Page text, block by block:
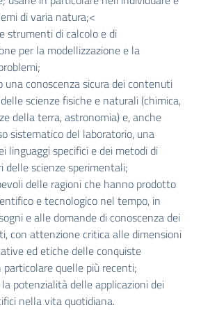
di varia natura;<
strumenti di calcolo e di
per la modellizzazione e la
una conoscenza sicura dei contenuti
scienze fisiche e naturali (chimica,
della terra, astronomia) e, anche
sistematico del laboratorio, una
linguaggi specifici e dei metodi di
delle scienze sperimentali;
delle ragioni che hanno prodotto
e tecnologico nel tempo, in
e alle domande di conoscenza dei
con attenzione critica alle dimensioni
ed etiche delle conquiste
quelle più recenti;
potenzialità delle applicazioni dei
nella vita quotidiana.